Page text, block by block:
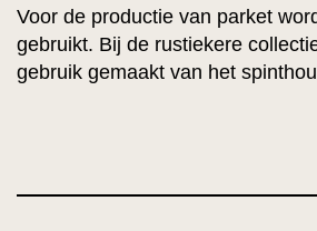
Voor de productie van parket
gebruikt. Bij de rustiekere
gebruik gemaakt van het